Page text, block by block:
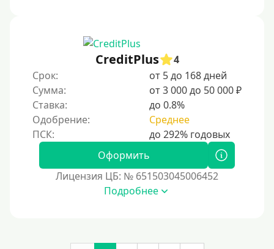
На Юмани (ЮMoney)
На Яндекс Деньги
Без привязки карты
Кошелёк Киви (Qiwi)
Пополнение Киви-кошелька без СНИЛС
На кошельке Киви (Qiwi) имеются просроченные
Регистрация кошелька Киви доступна с 18 лет.
Пополнение Киви-кошелька для безработных:
доступные способы и возможности
для онлайн-платежей, переводов и управления
CreditPlus
4
Срок:
от 5 до 168 дней
Сумма:
от 3 000 до 50 000 ₽
Ставка:
до 0.8%
Одобрение:
Среднее
Оформить
Лицензия ЦБ: № 651503045006452
Подробнее